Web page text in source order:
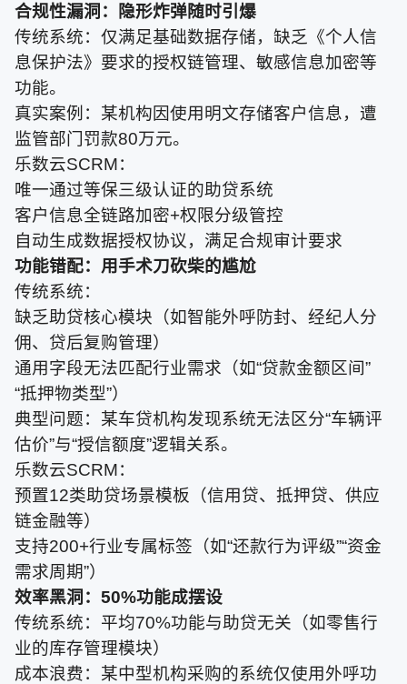
合规性漏洞：隐形炸弹随时引爆
传统系统：仅满足基础数据存储，缺乏《个人信
息保护法》要求的授权链管理、敏感信息加密等
功能。
真实案例：某机构因使用明文存储客户信息，遭
监管部门罚款80万元。
乐数云SCRM：
唯一通过等保三级认证的助贷系统
客户信息全链路加密+权限分级管控
自动生成数据授权协议，满足合规审计要求
功能错配：用手术刀砍柴的尴尬
传统系统：
缺乏助贷核心模块（如智能外呼防封、经纪人分
佣、贷后复购管理）
通用字段无法匹配行业需求（如“贷款金额区间”
“抵押物类型”）
典型问题：某车贷机构发现系统无法区分“车辆评
估价”与“授信额度”逻辑关系。
乐数云SCRM：
预置12类助贷场景模板（信用贷、抵押贷、供应
链金融等）
支持200+行业专属标签（如“还款行为评级”“资金
需求周期”）
效率黑洞：50%功能成摆设
传统系统：平均70%功能与助贷无关（如零售行
业的库存管理模块）
成本浪费：某中型机构采购的系统仅使用外呼功